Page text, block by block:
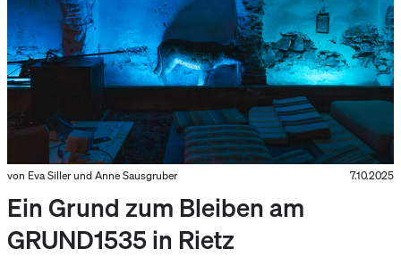
von Eva Siller und Anne Sausgruber 7.10.2025
Ein Grund zum Bleiben am
GRUND1535 in Rietz